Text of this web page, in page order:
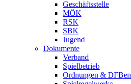
Geschäftsstelle
MÖK
RSK
SBK
Jugend
Dokumente
Verband
Spielbetrieb
Ordnungen & DFBen